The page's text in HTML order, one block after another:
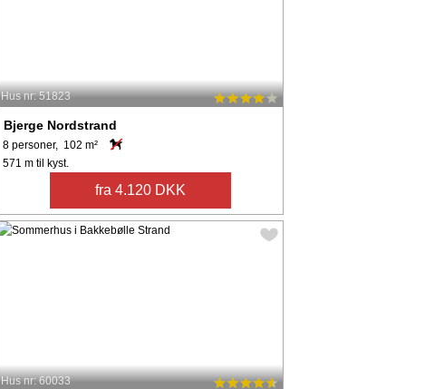
Hus nr: 51823
Bjerge Nordstrand
8 personer, 102 m²
571 m til kyst.
fra 4.120 DKK
Hus nr: 60033